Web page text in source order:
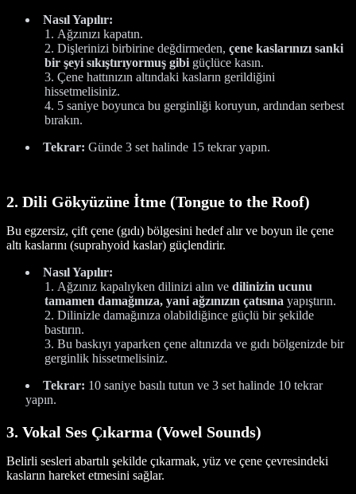
Nasıl Yapılır:
Ağzınızı kapatın.
Dişlerinizi birbirine değdirmeden, çene kaslarınızı sanki
bir şeyi sıkıştırıyormuş gibi güçlüce kasın.
Çene hattınızın altındaki kasların gerildiğini
hissetmelisiniz.
5 saniye boyunca bu gerginliği koruyun, ardından serbest
bırakın.
Tekrar: Günde 3 set halinde 15 tekrar yapın.
2. Dili Gökyüzüne İtme (Tongue to the Roof)
Bu egzersiz, çift çene (gıdı) bölgesini hedef alır ve boyun ile çene
altı kaslarını (suprahyoid kaslar) güçlendirir.
Nasıl Yapılır:
Ağzınız kapalıyken dilinizi alın ve dilinizin ucunu
tamamen damağınıza, yani ağzınızın çatısına yapıştırın.
Dilinizle damağınıza olabildiğince güçlü bir şekilde
bastırın.
Bu baskıyı yaparken çene altınızda ve gıdı bölgenizde bir
gerginlik hissetmelisiniz.
Tekrar: 10 saniye basılı tutun ve 3 set halinde 10 tekrar
yapın.
3. Vokal Ses Çıkarma (Vowel Sounds)
Belirli sesleri abartılı şekilde çıkarmak, yüz ve çene çevresindeki
kasların hareket etmesini sağlar.